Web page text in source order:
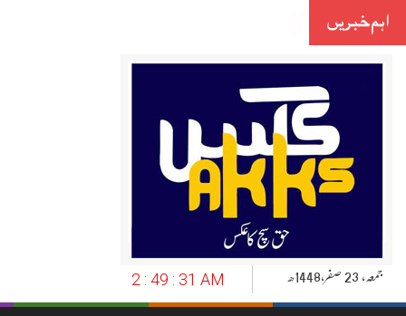
اہم خبریں
2 : 49 : 31 AM جمعہ‬‮, 23 صفر‬,1448ھ